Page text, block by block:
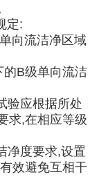
定:
向流洁净区域
的B级单向流洁
验应根据所处
求,在相应等级
净度要求,设置
效避免互相干